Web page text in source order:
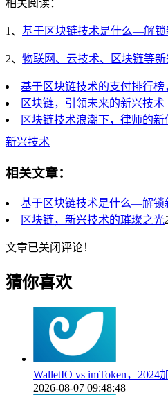
相关阅读：
1、 基于区块链技术是什么—解锁
2、 物联网、云技术、区块链等
基于区块链技术的支付排行榜
区块链，引领未来的新兴技术
区块链技术浪潮下，律师的新
新兴技术
相关文章：
基于区块链技术是什么—解锁
区块链，新兴技术的璀璨之光
文章已关闭评论！
猜你喜欢
WalletIO vs imToken，
2026-08-07 09:48:48